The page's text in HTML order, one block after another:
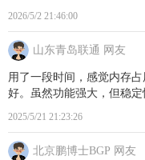
2026/5/2 21:46:00
山东青岛联通 网友
2025/5/21 21:23:26
用了一段时间，感觉内存
好。虽然功能强大，但稳定
北京鹏博士BGP 网友